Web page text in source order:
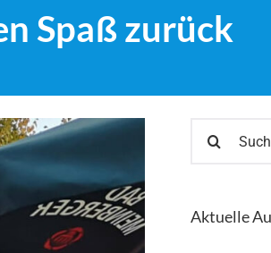
Spaß zurück
nach:
Aktuelle